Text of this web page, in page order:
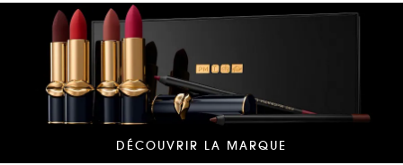
DÉCOUVRIR LA MARQUE